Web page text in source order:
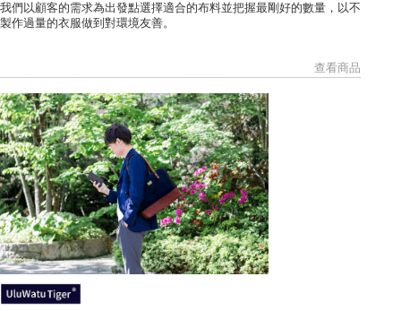
我們以顧客的需求為出發點選擇適合的布料並把握最剛好的數量，以不
製作過量的衣服做到對環境友善。
查看商品